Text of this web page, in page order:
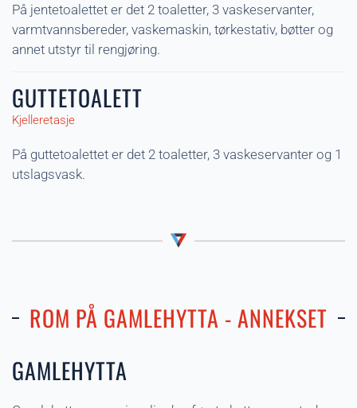
På jentetoalettet er det 2 toaletter, 3 vaskeservanter,
varmtvannsbereder, vaskemaskin, tørkestativ, bøtter og
annet utstyr til rengjøring.
GUTTETOALETT
Kjelleretasje
På guttetoalettet er det 2 toaletter, 3 vaskeservanter og 1
utslagsvask.
ROM PÅ GAMLEHYTTA - ANNEKSET
GAMLEHYTTA